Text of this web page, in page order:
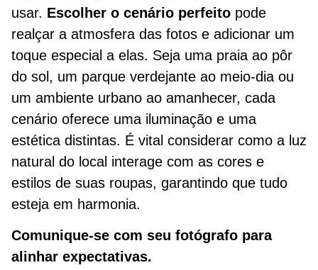
usar. Escolher o cenário perfeito pode
realçar a atmosfera das fotos e adicionar um
toque especial a elas. Seja uma praia ao pôr
do sol, um parque verdejante ao meio-dia ou
um ambiente urbano ao amanhecer, cada
cenário oferece uma iluminação e uma
estética distintas. É vital considerar como a luz
natural do local interage com as cores e
estilos de suas roupas, garantindo que tudo
esteja em harmonia.
Comunique-se com seu fotógrafo para
alinhar expectativas.